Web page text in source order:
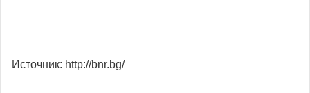
Источник: http://bnr.bg/